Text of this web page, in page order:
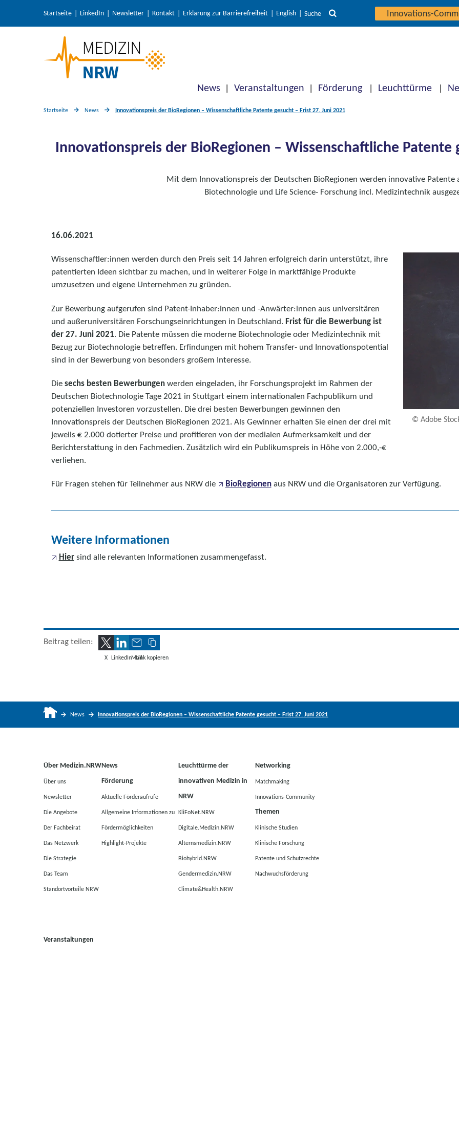
Startseite LinkedIn Newsletter Kontakt Erklärung zur Barrierefreiheit English Suche Innovations-
News Veranstaltungen Förderung Leuchttürme
Startseite News Innovationspreis der BioRegionen – Wissenschaftliche Patente gesucht – Frist 27. Juni 2021
Innovationspreis der BioRegionen – Wissenschaftliche Patente
Mit dem Innovationspreis der Deutschen BioRegionen werden innovative Patente
Biotechnologie und Life Science- Forschung incl. Medizintechnik
16.06.2021
© Adobe
Wissenschaftler:innen werden durch den Preis seit 14 Jahren erfolgreich darin unterstützt, ihre
patentierten Ideen sichtbar zu machen, und in weiterer Folge in marktfähige Produkte
umzusetzen und eigene Unternehmen zu gründen.
Zur Bewerbung aufgerufen sind Patent-Inhaber:innen und -Anwärter:innen aus universitären
und außeruniversitären Forschungseinrichtungen in Deutschland. Frist für die Bewerbung ist
der 27. Juni 2021. Die Patente müssen die moderne Biotechnologie oder Medizintechnik mit
Bezug zur Biotechnologie betreffen. Erfindungen mit hohem Transfer- und Innovationspotential
sind in der Bewerbung von besonders großem Interesse.
Diesechs besten Bewerbungenwerden eingeladen, ihr Forschungsprojekt im Rahmen der
Deutschen Biotechnologie Tage 2021 in Stuttgart einem internationalen Fachpublikum und
potenziellen Investoren vorzustellen. Die drei besten Bewerbungen gewinnen den
Innovationspreis der Deutschen BioRegionen 2021. Als Gewinner erhalten Sie einen der drei mit
jeweils € 2.000 dotierter Preise und profitieren von der medialen Aufmerksamkeit und der
Berichterstattung in den Fachmedien. Zusätzlich wird ein Publikumspreis in Höhe von 2.000,-€
verliehen.
Für Fragen stehen für Teilnehmer aus NRW die BioRegionenaus NRW und die Organisatoren zur Verfügung.
Weitere Informationen
Hiersind alle relevanten Informationen zusammengefasst.
Beitrag teilen:
X LinkedInMailLink kopieren
News Innovationspreis der BioRegionen – Wissenschaftliche Patente gesucht – Frist 27. Juni 2021
Über Medizin.NRW
Über uns
Newsletter
Die Angebote
Der Fachbeirat
Das Netzwerk
Die Strategie
Das Team
Standortvorteile NRW
Veranstaltungen
News
Förderung
Aktuelle Förderaufrufe
Allgemeine Informationen zu
Fördermöglichkeiten
Highlight-Projekte
Leuchttürme der
innovativen Medizin in
NRW
KliFoNet.NRW
Digitale.Medizin.NRW
Alternsmedizin.NRW
Biohybrid.NRW
Gendermedizin.NRW
Climate&Health.NRW
Networking
Matchmaking
Innovations-Community
Themen
Klinische Studien
Klinische Forschung
Patente und Schutzrechte
Nachwuchsförderung